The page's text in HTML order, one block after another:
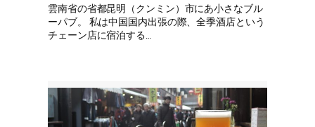
雲南省の省都昆明（クンミン）市にあ小さなブル
ーパブ。 私は中国国内出張の際、全季酒店という
チェーン店に宿泊する…